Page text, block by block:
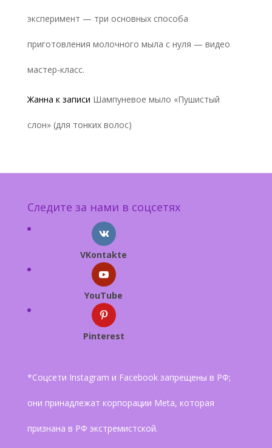
эксперимент — три основных способа
приготовления молочного мыла с нуля — видео
мастер-класс.
Жанна к записи Шампуневое мыло «Пушистый
слон» (для тонких волос)
Следите за нами в соцсетях
VKontakte
YouTube
Pinterest
*Соцсети Instagram и Facebook запрещены в РФ;
они принадлежат корпорации Meta, которая
признана в РФ экстремистской.